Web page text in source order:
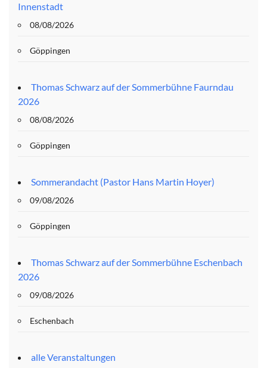
Innenstadt
08/08/2026
Göppingen
Thomas Schwarz auf der Sommerbühne Faurndau
2026
08/08/2026
Göppingen
Sommerandacht (Pastor Hans Martin Hoyer)
09/08/2026
Göppingen
Thomas Schwarz auf der Sommerbühne Eschenbach
2026
09/08/2026
Eschenbach
alle Veranstaltungen